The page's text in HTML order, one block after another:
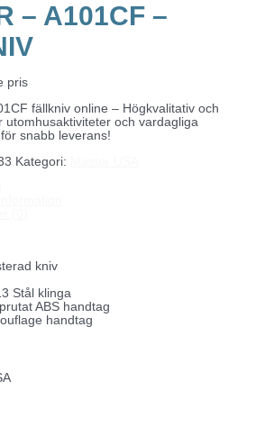
– A101CF –
pris
fällkniv online – Högkvalitativ och
utomhusaktiviteter och vardagliga
snabb leverans!
Kategori:
kniv
Stål klinga
ABS handtag
handtag